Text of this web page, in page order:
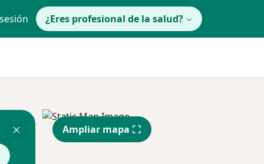
¿Eres profesional de la salud?
Ampliar mapa